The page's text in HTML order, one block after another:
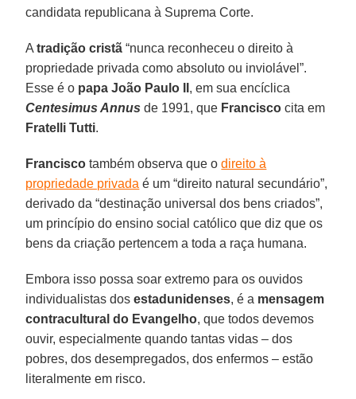
candidata republicana à Suprema Corte.
Atradição cristã “nunca reconheceu o direito à
propriedade privada como absoluto ou inviolável”.
Esse é o papa João Paulo II , em sua encíclica
Centesimus Annus de 1991, que Francisco cita em
Fratelli Tutti.
Francisco também observa que odireito à
propriedade privada é um “direito natural secundário”,
derivado da “destinação universal dos bens criados”,
um princípio do ensino social católico que diz que os
bens da criação pertencem a toda a raça humana.
Embora isso possa soar extremo para os ouvidos
individualistas dosestadunidenses, é a mensagem
contracultural do Evangelho, que todos devemos
ouvir, especialmente quando tantas vidas – dos
pobres, dos desempregados, dos enfermos – estão
literalmente em risco.